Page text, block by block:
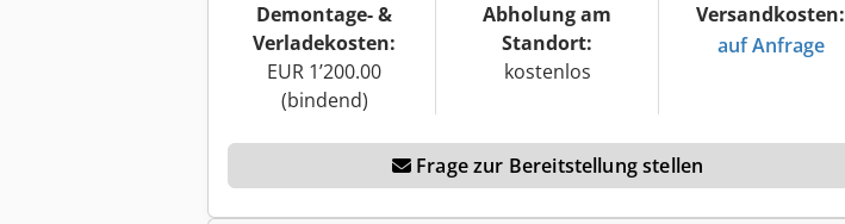
Demontage- &
Verladekosten:
EUR 1’200.00
(bindend)
Abholung am
Standort:
kostenlos
Versandkosten:
auf Anfrage
Frage zur Bereitstellung stellen